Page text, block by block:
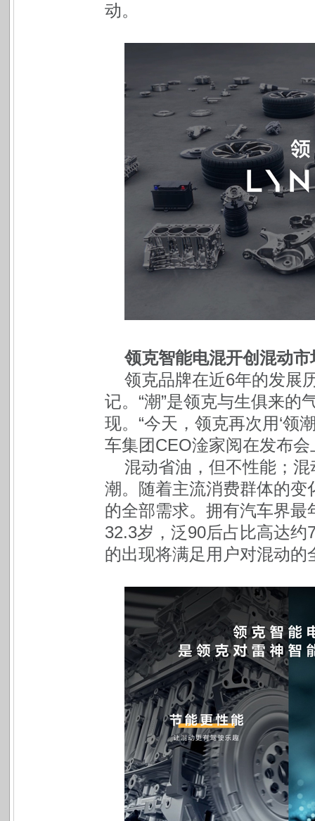
动。
领克智能电混开创混动市
领克品牌在近6年的发展
记。“潮”是领克与生俱来的
现。“今天，领克再次用‘领
车集团CEO淦家阅在发布会
混动省油，但不性能；
潮。随着主流消费群体的
的全部需求。拥有汽车界
32.3岁，泛90后占比高达
的出现将满足用户对混动